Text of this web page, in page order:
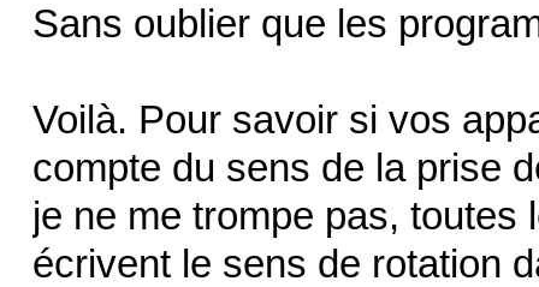
Sans oublier que les
Voilà. Pour savoir si vos
compte du sens de la prise
je ne me trompe pas,
écrivent le sens de rotation